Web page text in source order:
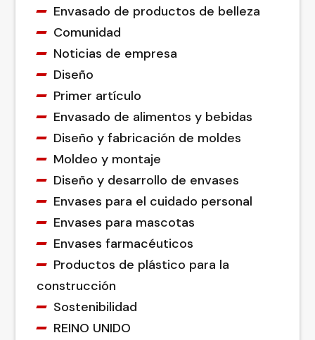
Envasado de productos de belleza
Comunidad
Noticias de empresa
Diseño
Primer artículo
Envasado de alimentos y bebidas
Diseño y fabricación de moldes
Moldeo y montaje
Diseño y desarrollo de envases
Envases para el cuidado personal
Envases para mascotas
Envases farmacéuticos
Productos de plástico para la
construcción
Sostenibilidad
REINO UNIDO